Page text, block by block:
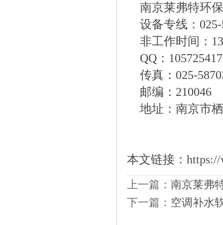
南京莱弗特环
设备专线：025-
非工作时间：
QQ：
传真：025-
邮编：210046
地址：南京市
本文链接：
上一篇： 南京莱弗
下一篇： 空调补水